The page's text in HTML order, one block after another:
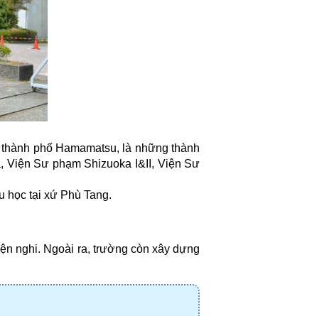
phố Hamamatsu, là những thành
Viện Sư phạm Shizuoka I&II, Viện Sư
học tại xứ Phù Tang.
nghi. Ngoài ra, trường còn xây dựng